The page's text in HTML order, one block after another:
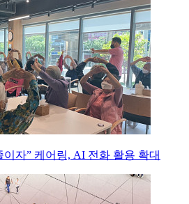
이자” 케어링, AI 전화 활용 확대